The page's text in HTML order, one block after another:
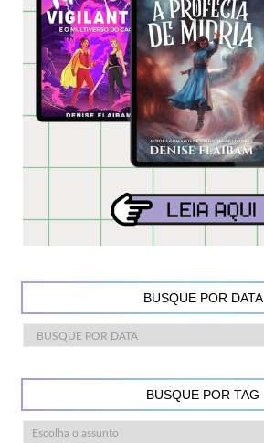
BUSQUE POR DATA
BUSQUE POR TAG